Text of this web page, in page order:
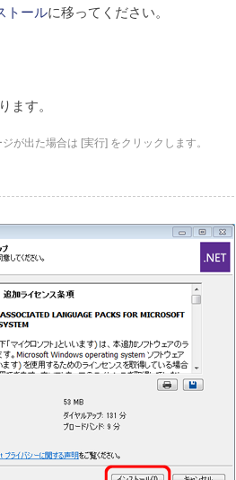
トールに移ってください。
ます。
が出た場合は [実行] をクリックします。